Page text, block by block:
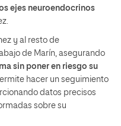
ejes neuroendocrinos
y al resto de
de Marín, asegurando
sin poner en riesgo su
hacer un seguimiento
datos precisos
sobre su